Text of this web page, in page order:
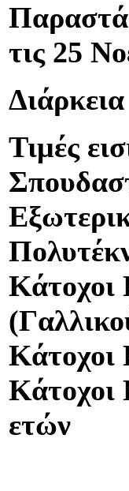
τις 25
Τιμές
Κάτοχοι
Κάτοχοι
ετών